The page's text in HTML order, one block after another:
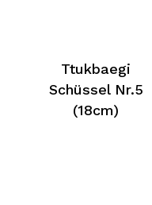
Ttukbaegi
Schüssel Nr.5
(18cm)